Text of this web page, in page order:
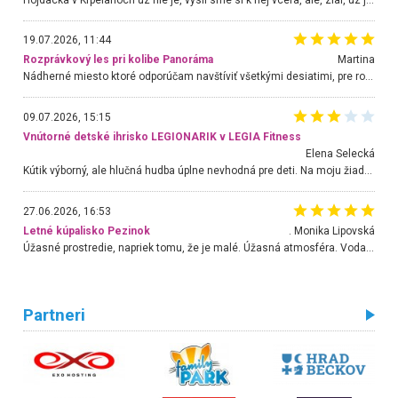
19.07.2026, 11:44
Rozprávkový les pri kolibe Panoráma
Martina
Nádherné miesto ktoré odporúčam navštíviť všetkými desiatimi, pre rodiny s deťmi, dôchodcom... Proste a jednoducho ozaj rozprávkový les.. určite ešte prídeme. Odniesli sme si na pamiatku krásne tričká,
09.07.2026, 15:15
Vnútorné detské ihrisko LEGIONARIK v LEGIA Fitness
Elena Selecká
Kútik výborný, ale hlučná hudba úplne nevhodná pre deti. Na moju žiadosť o aspoň sušenie nereagovali.
27.06.2026, 16:53
Letné kúpalisko Pezinok
. Monika Lipovská
Partneri